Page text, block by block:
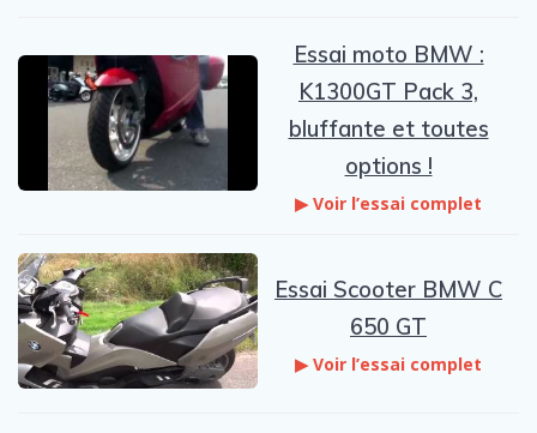
Essai moto BMW :
K1300GT Pack 3,
bluffante et toutes
options !
▶ Voir l’essai complet
Essai Scooter BMW C
650 GT
▶ Voir l’essai complet